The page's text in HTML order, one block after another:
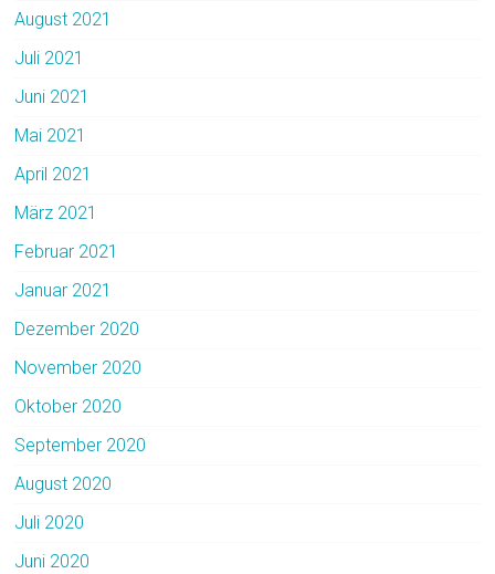
August 2021
Juli 2021
Juni 2021
Mai 2021
April 2021
März 2021
Februar 2021
Januar 2021
Dezember 2020
November 2020
Oktober 2020
September 2020
August 2020
Juli 2020
Juni 2020